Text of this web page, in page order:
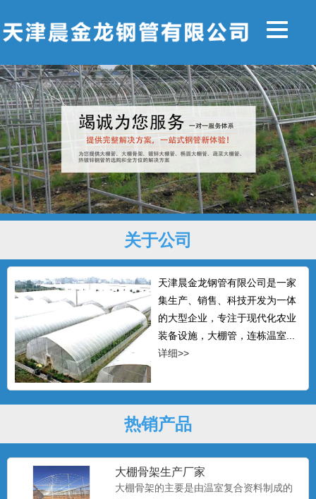
关于公司
天津晨金龙钢管有限公司是一家
集生产、销售、科技开发为一体
的大型企业，专注于现代化农业
装备设施，大棚管，连栋温室...
详细>>
热销产品
大棚骨架生产厂家
大棚骨架的主要是由温室复合资料制成的